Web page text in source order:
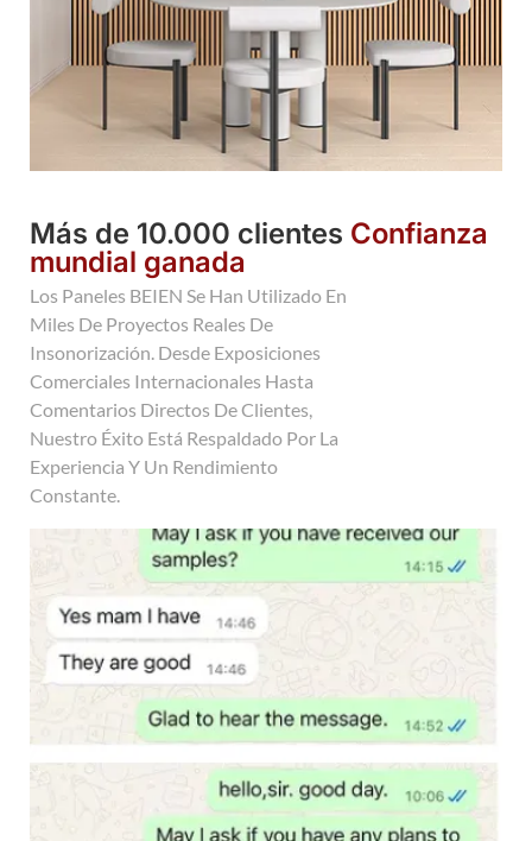
Más de 10.000 clientes Confianza
mundial ganada
Los Paneles BEIEN Se Han Utilizado En
Miles De Proyectos Reales De
Insonorización. Desde Exposiciones
Comerciales Internacionales Hasta
Comentarios Directos De Clientes,
Nuestro Éxito Está Respaldado Por La
Experiencia Y Un Rendimiento
Constante.